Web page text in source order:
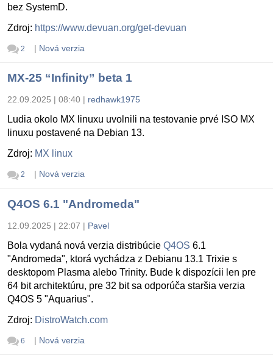
bez SystemD.
Zdroj: https://www.devuan.org/get-devuan
2 | Nová verzia
MX-25 “Infinity” beta 1
22.09.2025 | 08:40 | redhawk1975
Ludia okolo MX linuxu uvolnili na testovanie prvé ISO MX
linuxu postavené na Debian 13.
Zdroj: MX linux
2 | Nová verzia
Q4OS 6.1 "Andromeda"
12.09.2025 | 22:07 | Pavel
Bola vydaná nová verzia distribúcie Q4OS 6.1
"Andromeda", ktorá vychádza z Debianu 13.1 Trixie s
desktopom Plasma alebo Trinity. Bude k dispozícii len pre
64 bit architektúru, pre 32 bit sa odporúča staršia verzia
Q4OS 5 "Aquarius".
Zdroj: DistroWatch.com
6 | Nová verzia